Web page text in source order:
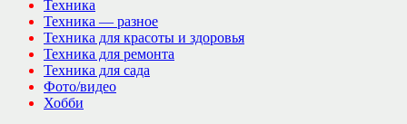
Техника
Техника — разное
Техника для красоты и здоровья
Техника для ремонта
Техника для сада
Фото/видео
Хобби